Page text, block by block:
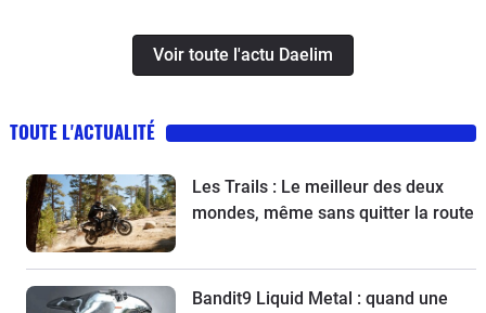
Voir toute l'actu Daelim
TOUTE L'ACTUALITÉ
Les Trails : Le meilleur des deux
mondes, même sans quitter la route
Bandit9 Liquid Metal : quand une